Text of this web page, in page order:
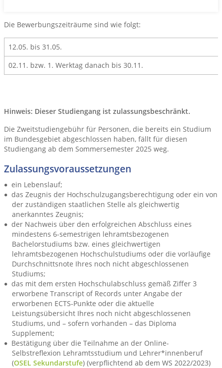
Die Bewerbungszeiträume sind wie folgt:
12.05. bis 31.05.
02.11. bzw. 1. Werktag danach bis 30.11.
Hinweis: Dieser Studiengang ist zulassungsbeschränkt.
Die Zweitstudiengebühr für Personen, die bereits ein Studium
im Bundesgebiet abgeschlossen haben, fällt für diesen
Studiengang ab dem Sommersemester 2025 weg.
Zulassungsvoraussetzungen
ein Lebenslauf;
das Zeugnis der Hochschulzugangsberechtigung oder ein von
der zuständigen staatlichen Stelle als gleichwertig
anerkanntes Zeugnis;
der Nachweis über den erfolgreichen Abschluss eines
mindestens 6-semestrigen lehramtsbezogenen
Bachelorstudiums bzw. eines gleichwertigen
lehramtsbezogenen Hochschulstudiums oder die vorläufige
Durchschnittsnote Ihres noch nicht abgeschlossenen
Studiums;
das mit dem ersten Hochschulabschluss gemäß Ziffer 3
erworbene Transcript of Records unter Angabe der
erworbenen ECTS-Punkte oder die aktuelle
Leistungsübersicht Ihres noch nicht abgeschlossenen
Studiums, und – sofern vorhanden – das Diploma
Supplement;
Bestätigung über die Teilnahme an der Online-
Selbstreflexion Lehramtsstudium und Lehrer*innenberuf
(OSEL Sekundarstufe) (verpflichtend ab dem WS 2022/2023)